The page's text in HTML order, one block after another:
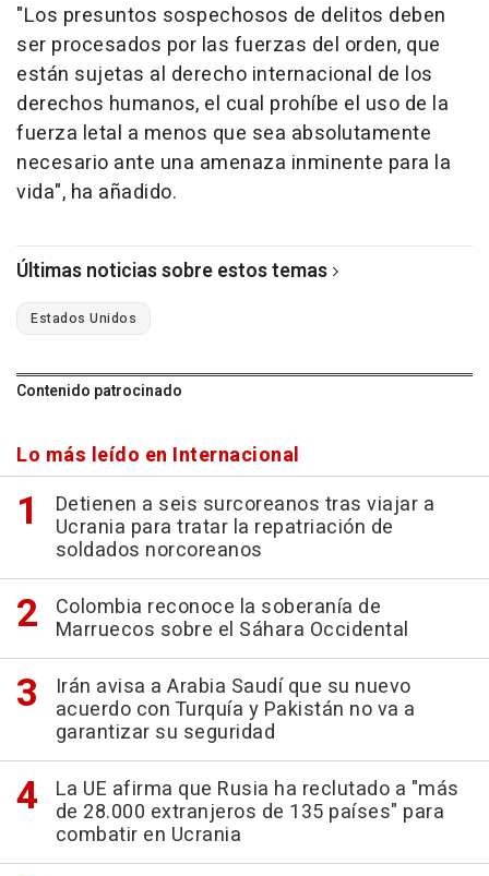
"Los presuntos sospechosos de delitos deben
ser procesados por las fuerzas del orden, que
están sujetas al derecho internacional de los
derechos humanos, el cual prohíbe el uso de la
fuerza letal a menos que sea absolutamente
necesario ante una amenaza inminente para la
vida", ha añadido.
Últimas noticias sobre estos temas
Estados Unidos
Contenido patrocinado
Lo más leído en Internacional
Detienen a seis surcoreanos tras viajar a
Ucrania para tratar la repatriación de
soldados norcoreanos
Colombia reconoce la soberanía de
Marruecos sobre el Sáhara Occidental
Irán avisa a Arabia Saudí que su nuevo
acuerdo con Turquía y Pakistán no va a
garantizar su seguridad
La UE afirma que Rusia ha reclutado a "más
de 28.000 extranjeros de 135 países" para
combatir en Ucrania